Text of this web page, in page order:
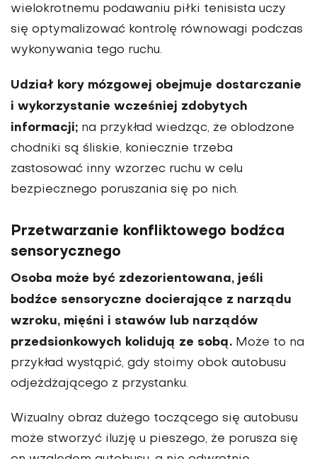
wielokrotnemu podawaniu piłki tenisista uczy
się optymalizować kontrolę równowagi podczas
wykonywania tego ruchu.
Udział kory mózgowej obejmuje dostarczanie
i wykorzystanie wcześniej zdobytych
informacji; na przykład wiedząc, że oblodzone
chodniki są śliskie, koniecznie trzeba
zastosować inny wzorzec ruchu w celu
bezpiecznego poruszania się po nich.
Przetwarzanie konfliktowego bodźca
sensorycznego
Osoba może być zdezorientowana, jeśli
bodźce sensoryczne docierające z narządu
wzroku, mięśni i stawów lub narządów
przedsionkowych kolidują ze sobą. Może to na
przykład wystąpić, gdy stoimy obok autobusu
odjeżdżającego z przystanku.
Wizualny obraz dużego toczącego się autobusu
może stworzyć iluzję u pieszego, że porusza się